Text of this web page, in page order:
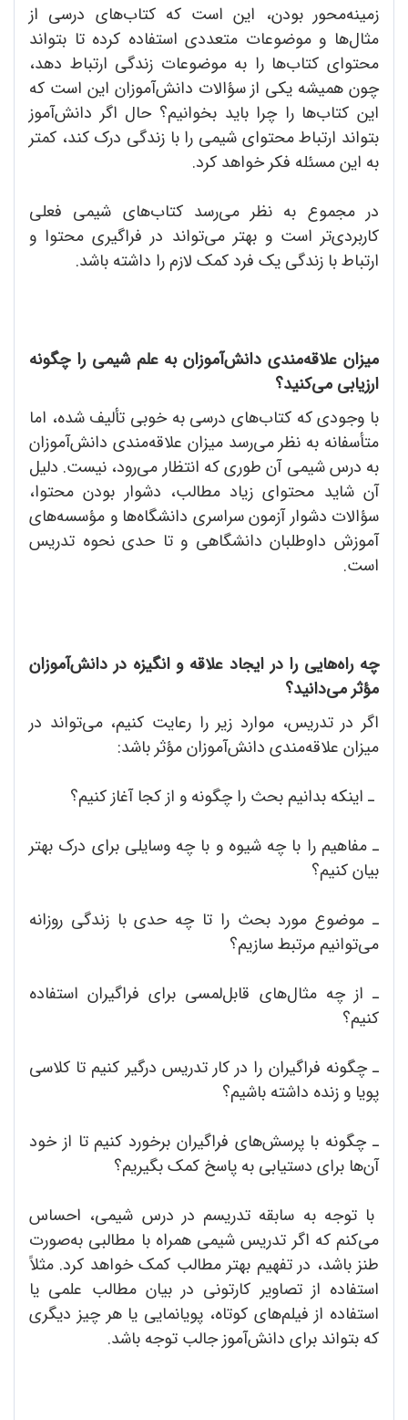
زمینه‌محور بودن، این است که کتاب‌های درسی از
مثال‌ها و موضوعات متعددی استفاده کرده تا بتواند
محتوای کتاب‌ها را به موضوعات زندگی ارتباط دهد،
چون همیشه یکی از سؤالات دانش‌آموزان این است که
این کتاب‌ها را چرا باید بخوانیم؟ حال اگر دانش‌آموز
بتواند ارتباط محتوای شیمی را با زندگی درک کند، کمتر
به این مسئله فکر خواهد کرد.
در مجموع به نظر می‌رسد کتاب‌های شیمی فعلی
کاربردی‌تر است و بهتر می‌تواند در فراگیری محتوا و
ارتباط با زندگی یک فرد کمک لازم را داشته باشد.
میزان علاقه‌مندی دانش‌آموزان به علم شیمی را چگونه
ارزیابی می‌کنید؟
با وجودی که کتاب‌های درسی به خوبی تألیف شده، اما
متأسفانه به نظر می‌رسد میزان علاقه‌مندی دانش‌آموزان
به درس شیمی آن طوری که انتظار می‌رود، نیست. دلیل
آن شاید محتوای زیاد مطالب، دشوار بودن محتوا،
سؤالات دشوار آزمون سراسری دانشگاه‌ها و مؤسسه‌های
آموزش داوطلبان دانشگاهی و تا حدی نحوه تدریس
است.
چه راه‌هایی را در ایجاد علاقه و انگیزه در دانش‌آموزان
مؤثر می‌دانید؟
اگر در تدریس، موارد زیر را رعایت کنیم، می‌تواند در
میزان علاقه‌مندی دانش‌آموزان مؤثر باشد:
ـ اینکه بدانیم بحث را چگونه و از کجا آغاز کنیم؟
ـ مفاهیم را با چه شیوه‌ و با چه وسایلی برای درک بهتر
بیان کنیم؟
ـ موضوع مورد بحث را تا چه حدی با زندگی روزانه
می‌توانیم مرتبط سازیم؟
ـ از چه مثال‌های قابل‌لمسی برای فراگیران استفاده
کنیم؟
ـ چگونه فراگیران را در کار تدریس درگیر کنیم تا کلاسی
پویا و زنده داشته باشیم؟
ـ چگونه با پرسش‌های فراگیران برخورد کنیم تا از خود
آن‌ها برای دستیابی به پاسخ کمک بگیریم؟
با توجه به سابقه تدریسم در درس شیمی، احساس
می‌کنم که اگر تدریس شیمی همراه با مطالبی به‌صورت
طنز باشد، در تفهیم بهتر مطالب کمک خواهد کرد. مثلاً
استفاده از تصاویر کارتونی در بیان مطالب علمی یا
استفاده از فیلم‌های کوتاه، پویانمایی یا هر چیز دیگری
که بتواند برای دانش‌آموز جالب توجه باشد.